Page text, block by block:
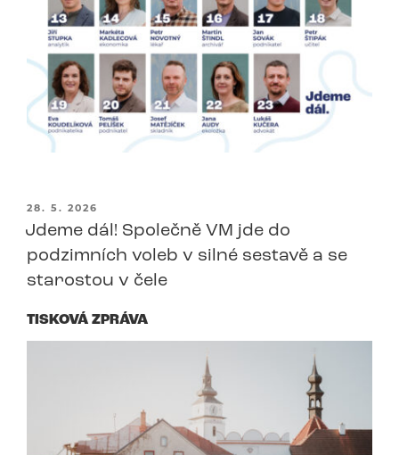
PUBLIKOVÁNO
28. 5. 2026
Jdeme dál! Společně VM jde do
podzimních voleb v silné sestavě a se
starostou v čele
TISKOVÁ ZPRÁVA